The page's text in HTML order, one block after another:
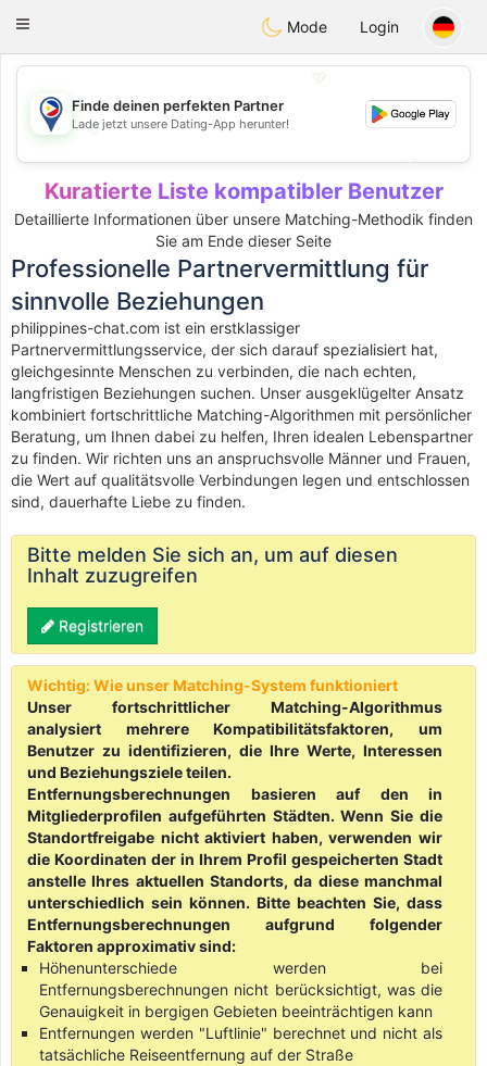
Philippines Chat
Toggle
Mode Login
💖
💕
💕
Finde deinen perfekten Partner
Lade jetzt unsere Dating-App herunter!
Kuratierte Liste kompatibler Benutzer
Detaillierte Informationen über unsere Matching-Methodik finden
Sie am Ende dieser Seite
Professionelle Partnervermittlung für
sinnvolle Beziehungen
philippines-chat.com ist ein erstklassiger
Partnervermittlungsservice, der sich darauf spezialisiert hat,
gleichgesinnte Menschen zu verbinden, die nach echten,
langfristigen Beziehungen suchen. Unser ausgeklügelter Ansatz
kombiniert fortschrittliche Matching-Algorithmen mit persönlicher
Beratung, um Ihnen dabei zu helfen, Ihren idealen Lebenspartner
zu finden. Wir richten uns an anspruchsvolle Männer und Frauen,
die Wert auf qualitätsvolle Verbindungen legen und entschlossen
sind, dauerhafte Liebe zu finden.
Bitte melden Sie sich an, um auf diesen
Inhalt zuzugreifen
Registrieren
Wichtig: Wie unser Matching-System funktioniert
Unser fortschrittlicher Matching-Algorithmus
analysiert mehrere Kompatibilitätsfaktoren, um
Benutzer zu identifizieren, die Ihre Werte, Interessen
und Beziehungsziele teilen.
Entfernungsberechnungen basieren auf den in
Mitgliederprofilen aufgeführten Städten. Wenn Sie die
Standortfreigabe nicht aktiviert haben, verwenden wir
die Koordinaten der in Ihrem Profil gespeicherten Stadt
anstelle Ihres aktuellen Standorts, da diese manchmal
unterschiedlich sein können. Bitte beachten Sie, dass
Entfernungsberechnungen aufgrund folgender
Faktoren approximativ sind:
Höhenunterschiede werden bei
Entfernungsberechnungen nicht berücksichtigt, was die
Genauigkeit in bergigen Gebieten beeinträchtigen kann
Entfernungen werden "Luftlinie" berechnet und nicht als
tatsächliche Reiseentfernung auf der Straße